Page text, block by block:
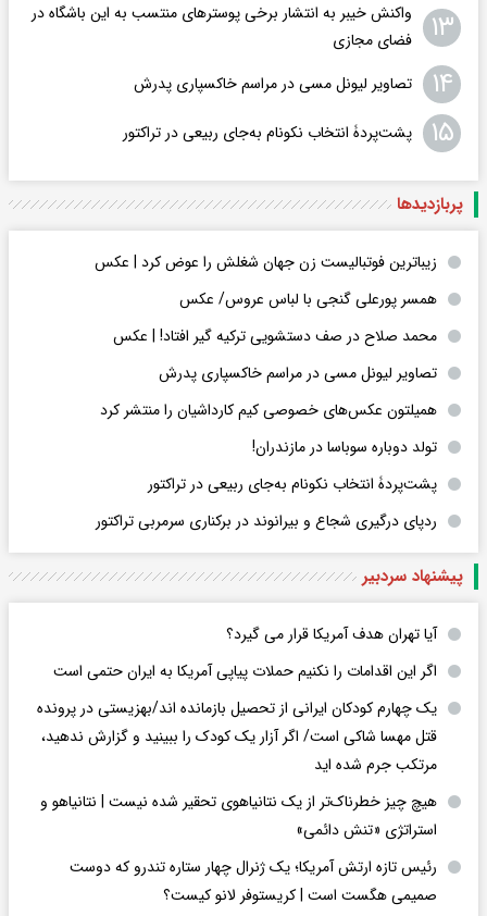
۱۳
واکنش خیبر به انتشار برخی پوسترهای منتسب به این باشگاه در
فضای مجازی
۱۴ تصاویر لیونل مسی در مراسم خاکسپاری پدرش
۱۵ پشت‌پردۀ انتخاب نکونام به‌جای ربیعی در ترا‌کتور
پربازدید‌ها
زیباترین فوتبالیست زن جهان شغلش را عوض کرد | عکس
همسر پورعلی گنجی با لباس عروس/ عکس
محمد صلاح در صف دستشویی ترکیه گیر افتاد! | عکس
تصاویر لیونل مسی در مراسم خاکسپاری پدرش
همیلتون عکس‌های خصوصی کیم‌ کارداشیان را منتشر کرد
تولد دوباره سوباسا در مازندران!
پشت‌پردۀ انتخاب نکونام به‌جای ربیعی در ترا‌کتور
ردپای درگیری شجاع و بیرانوند در برکناری سرمربی تراکتور
پیشنهاد سردبیر
آیا تهران هدف آمریکا قرار می گیرد؟
اگر این اقدامات را نکنیم حملات پیاپی آمریکا به ایران حتمی است
یک چهارم کودکان ایرانی از تحصیل بازمانده اند/بهزیستی در پرونده
قتل مهسا شاکی است/ اگر آزار یک کودک را ببینید و گزارش ندهید،
مرتکب جرم شده اید
هیچ چیز خطرناک‌تر از یک نتانیاهوی تحقیر شده نیست | نتانیاهو و
استراتژی «تنش دائمی»
رئیس تازه ارتش آمریکا؛ یک ژنرال چهار ستاره تندرو که دوست
صمیمی هگست است | کریستوفر لانو کیست؟